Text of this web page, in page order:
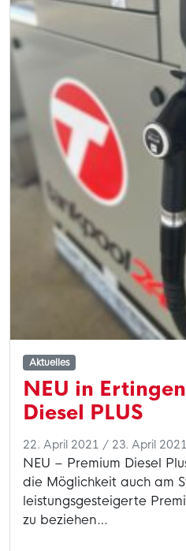
Aktuelles
NEU in
Diesel PLUS
22. April 2021 / 23. April 2021
NEU – Premium Diesel
die Möglichkeit auch am
leistungsgesteigerte
zu beziehen…